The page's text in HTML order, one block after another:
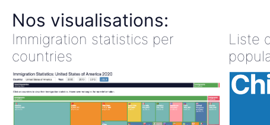
Nos visualisations:
Immigration statistics per
countries
Liste